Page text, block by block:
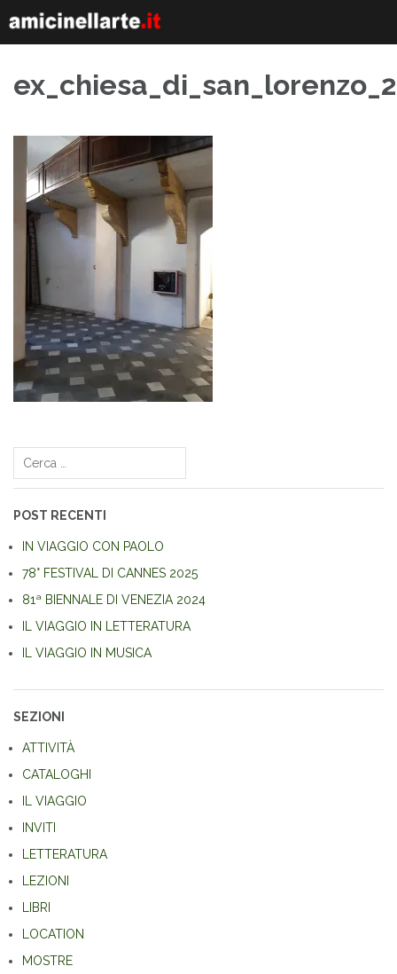
to
content
articoli
Ricerca
POST RECENTI
IN VIAGGIO CON PAOLO
78° FESTIVAL DI CANNES 2025
81ª BIENNALE DI VENEZIA 2024
IL VIAGGIO IN LETTERATURA
IL VIAGGIO IN MUSICA
SEZIONI
ATTIVITÀ
CATALOGHI
IL VIAGGIO
INVITI
LETTERATURA
LEZIONI
LIBRI
LOCATION
MOSTRE